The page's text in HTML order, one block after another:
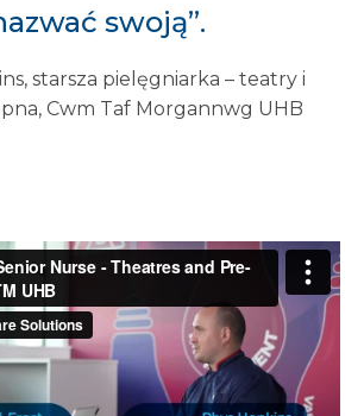
swoją”.
starsza pielęgniarka – teatry i
Cwm Taf Morgannwg UHB